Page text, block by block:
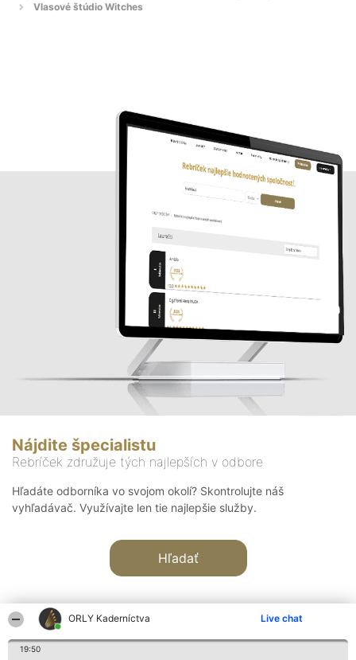
ORLY Kaderníctva Live chat
19:50
Vlasové štúdio Witches
Nájdite špecialistu
Rebríček združuje tých najlepších v odbore
Hľadáte odborníka vo svojom okolí? Skontrolujte náš
vyhľadávač. Využívajte len tie najlepšie služby.
Hľadať